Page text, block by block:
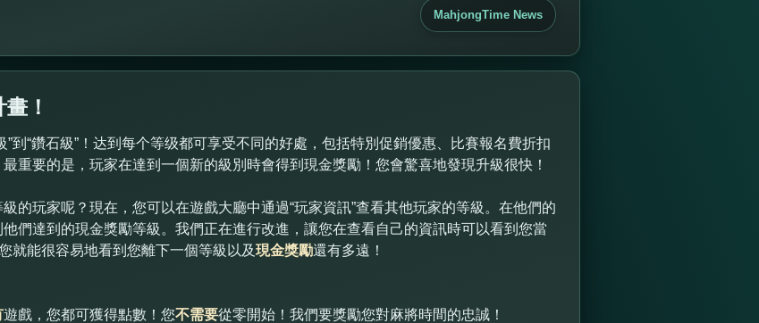
MahjongTime News
！
到“鑽石級”！达到每个等级都可享受不同的好處，包括特別促銷優惠、比賽報名費折扣
重要的是，玩家在達到一個新的級別時會得到現金獎勵！您會驚喜地發現升級很快！
的玩家呢？現在，您可以在遊戲大廳中通過“玩家資訊”查看其他玩家的等級。在他們的
們達到的現金獎勵等級。我們正在進行改進，讓您在查看自己的資訊時可以看到您當
就能很容易地看到您離下一個等級以及現金獎勵還有多遠！
遊戲，您都可獲得點數！您不需要從零開始！我們要獎勵您對麻將時間的忠誠！